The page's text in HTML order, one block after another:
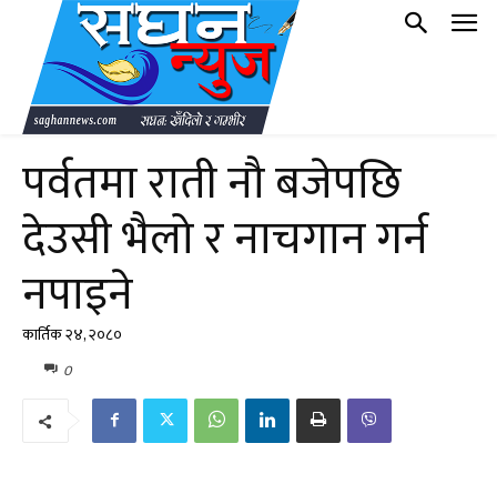
पर्वतमा राती नौ बजेपछि
देउसी भैलो र नाचगान गर्न
नपाइने
कार्तिक २४, २०८०
0